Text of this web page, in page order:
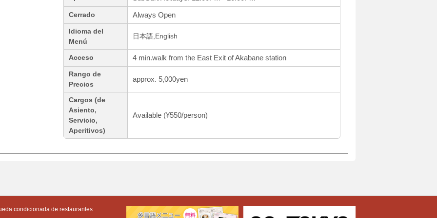
Cerrado Always Open
Idioma del
Menú
日本語,English
Acceso 4 min.walk from the East Exit of Akabane station
Rango de
Precios
approx. 5,000yen
Cargos (de
Asiento,
Servicio,
Aperitivos)
Available (¥550/person)
condicionada de restaurantes